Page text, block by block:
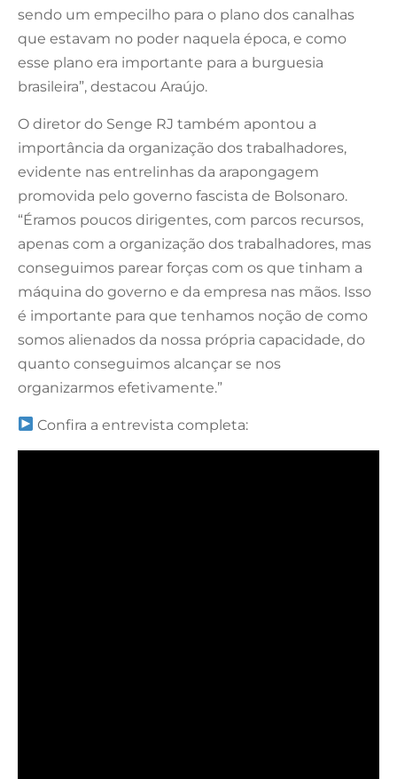
sendo um empecilho para o plano dos canalhas
que estavam no poder naquela época, e como
esse plano era importante para a burguesia
brasileira”, destacou Araújo.
O diretor do Senge RJ também apontou a
importância da organização dos trabalhadores,
evidente nas entrelinhas da arapongagem
promovida pelo governo fascista de Bolsonaro.
“Éramos poucos dirigentes, com parcos recursos,
apenas com a organização dos trabalhadores, mas
conseguimos parear forças com os que tinham a
máquina do governo e da empresa nas mãos. Isso
é importante para que tenhamos noção de como
somos alienados da nossa própria capacidade, do
quanto conseguimos alcançar se nos
organizarmos efetivamente.”
Confira a entrevista completa: